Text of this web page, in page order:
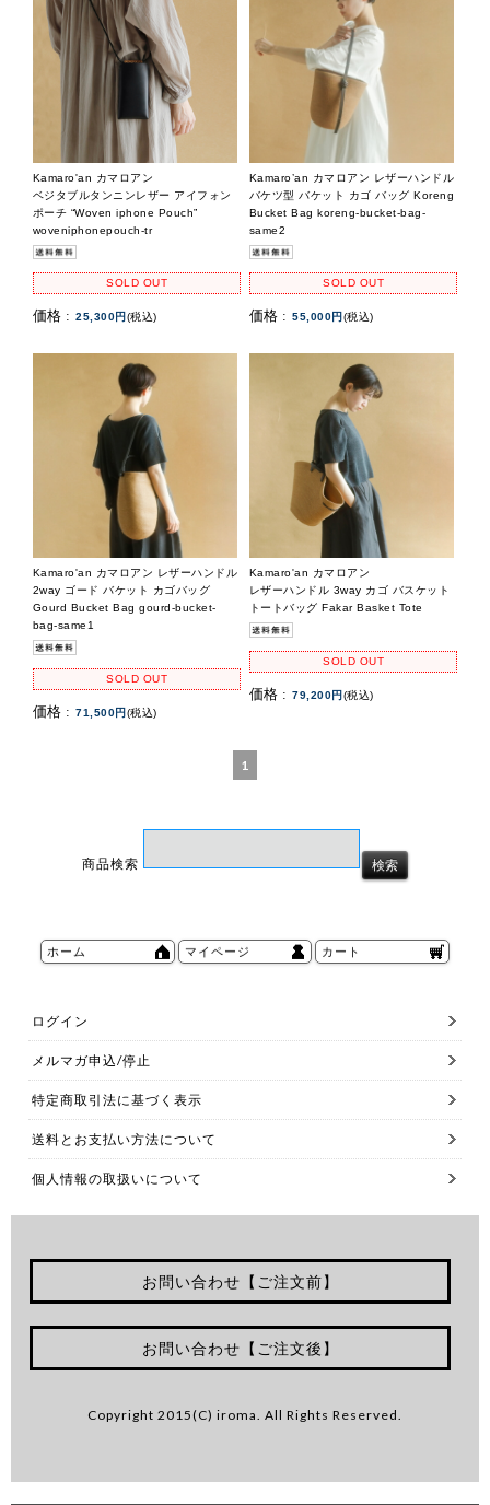
Kamaro'an カマロアン
ベジタブルタンニンレザー アイフォン
ポーチ “Woven iphone Pouch”
woveniphonepouch-tr
SOLD OUT
価格 : 25,300円(税込)
Kamaro’an カマロアン レザーハンドル
バケツ型 バケット カゴ バッグ Koreng
Bucket Bag koreng-bucket-bag-
same2
SOLD OUT
価格 : 55,000円(税込)
Kamaro'an カマロアン レザーハンドル
2way ゴード バケット カゴバッグ
Gourd Bucket Bag gourd-bucket-
bag-same1
SOLD OUT
価格 : 71,500円(税込)
Kamaro'an カマロアン
レザーハンドル 3way カゴ バスケット
トートバッグ Fakar Basket Tote
SOLD OUT
価格 : 79,200円(税込)
1
商品検索
ホーム マイページ カート
ログイン
メルマガ申込/停止
特定商取引法に基づく表示
送料とお支払い方法について
個人情報の取扱いについて
お問い合わせ【ご注文前】
お問い合わせ【ご注文後】
Copyright 2015(C) iroma. All Rights Reserved.